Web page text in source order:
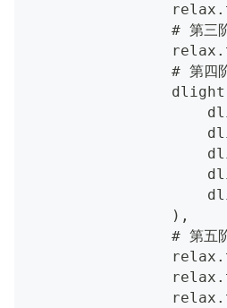
# 第三
# 第四阶
                ),
# 第五阶